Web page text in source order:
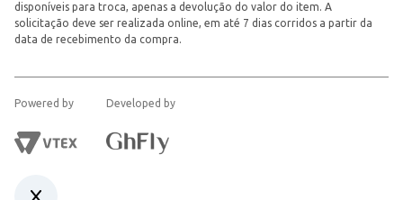
disponíveis para troca, apenas a devolução do valor do item. A
solicitação deve ser realizada online, em até 7 dias corridos a partir da
data de recebimento da compra.
Powered by Developed by